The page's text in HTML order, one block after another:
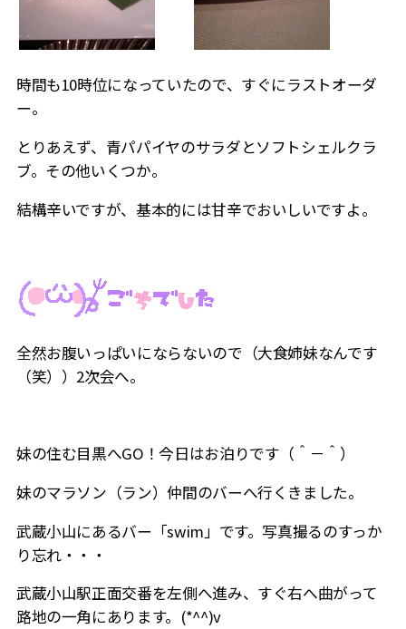
時間も10時位になっていたので、すぐにラストオーダ
ー。
とりあえず、青パパイヤのサラダとソフトシェルクラ
ブ。その他いくつか。
結構辛いですが、基本的には甘辛でおいしいですよ。
全然お腹いっぱいにならないので（大食姉妹なんです
（笑））2次会へ。
妹の住む目黒へGO！今日はお泊りです（＾－＾）
妹のマラソン（ラン）仲間のバーへ行くきました。
武蔵小山にあるバー「swim」です。写真撮るのすっか
り忘れ・・・
武蔵小山駅正面交番を左側へ進み、すぐ右へ曲がって
路地の一角にあります。(*^^)v